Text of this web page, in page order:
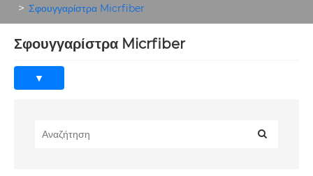
Σφουγγαρίστρα Micrfiber
Σφουγγαρίστρα Micrfiber
μικροϊνών;